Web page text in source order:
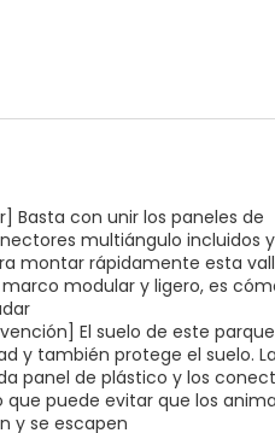
Basta con unir los paneles de
multiángulo incluidos
montar rápidamente esta
modular y ligero, es
El suelo de este parque
y también protege el suelo. La
panel de plástico y los
que puede evitar que los
y se escapen